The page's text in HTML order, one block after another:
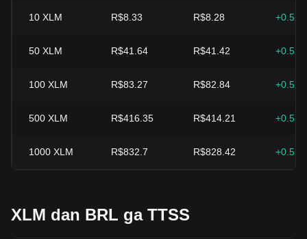
10 XLM R$8.33 R$8.28
50 XLM R$41.64 R$41.42
100 XLM R$83.27 R$82.84
500 XLM R$416.35 R$414.21
1000 XLM R$832.7 R$828.42
XLM dan BRL ga TTSS